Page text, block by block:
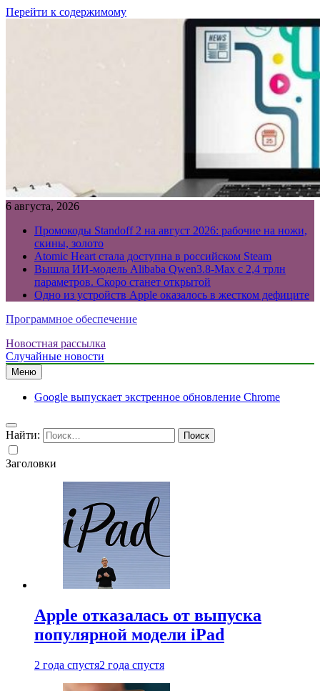
Перейти к содержимому
6 августа, 2026
Промокоды Standoff 2 на август 2026: рабочие на ножи,
скины, золото
Atomic Heart стала доступна в российском Steam
Вышла ИИ-модель Alibaba Qwen3.8-Max с 2,4 трлн
параметров. Скоро станет открытой
Одно из устройств Apple оказалось в жестком дефиците
Программное обеспечение
Новостная рассылка
Случайные новости
Меню
Google выпускает экстренное обновление Chrome
Найти:
Заголовки
Apple отказалась от выпуска
популярной модели iPad
2 года спустя2 года спустя